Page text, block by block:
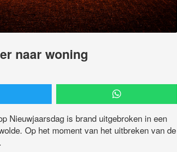
naar woning
Nieuwjaarsdag is brand uitgebroken in een
Op het moment van het uitbreken van de